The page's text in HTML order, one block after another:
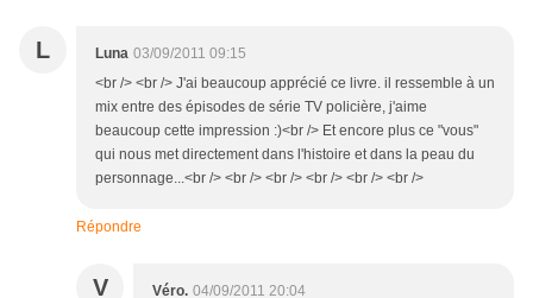
L Luna 03/09/2011 09:15
<br /> <br /> J'ai beaucoup apprécié ce livre. il ressemble à un
mix entre des épisodes de série TV policière, j'aime
beaucoup cette impression :)<br /> Et encore plus ce "vous"
qui nous met directement dans l'histoire et dans la peau du
personnage...<br /> <br /> <br /> <br /> <br /> <br />
Répondre
V Véro. 04/09/2011 20:04